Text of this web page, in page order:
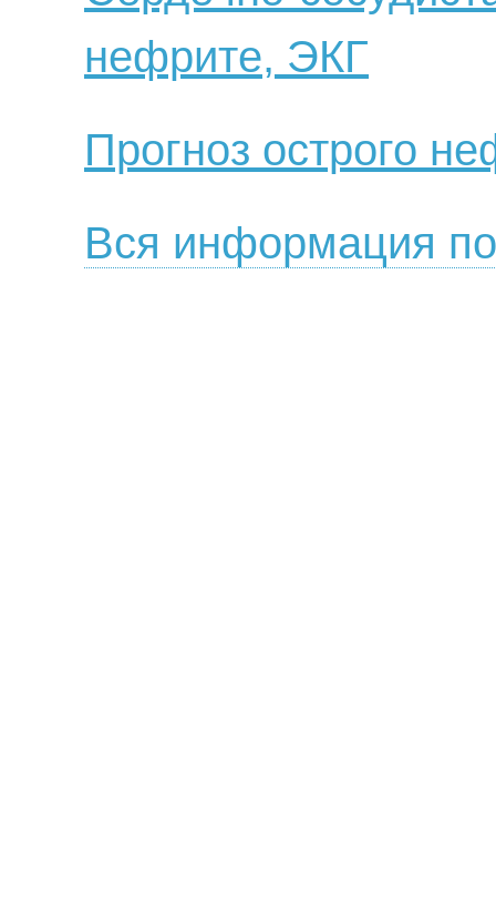
нефрите, ЭКГ
Прогноз острого
Вся информация